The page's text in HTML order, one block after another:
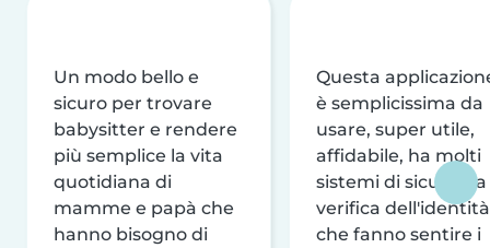
Un modo bello e
sicuro per trovare
babysitter e rendere
più semplice la vita
quotidiana di
mamme e papà che
hanno bisogno di
Questa
è semplicissima da
usare, super utile,
affidabile, ha molti
sistemi di sicurezza
verifica dell'identità
che fanno sentire i